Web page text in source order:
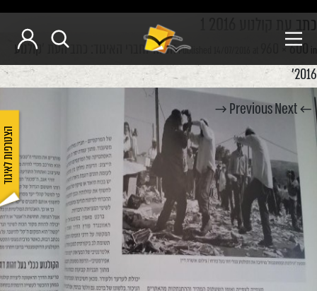
הצטרפות לאיגוד
כתב עת קולנוע 2016 1
Published 960 × 600 in
הנחה לחברי האיגוד: כתב העת 'קולנוע
2016'
← Previous
Next →